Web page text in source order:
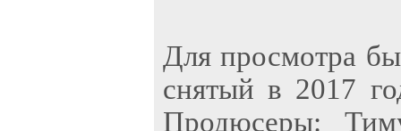
Для просмотра
снятый в 2017
Продюсеры: